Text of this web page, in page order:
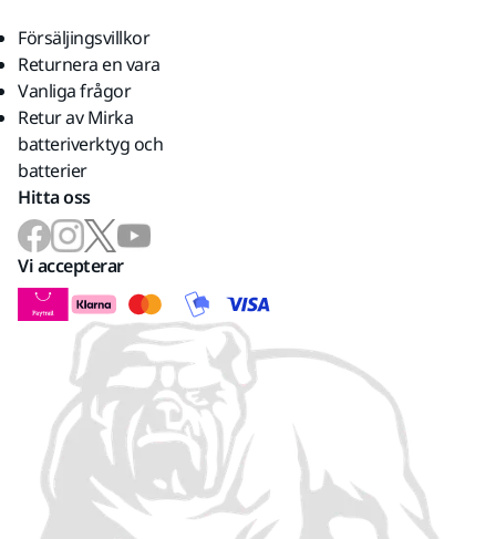
Försäljingsvillkor
Returnera en vara
Vanliga frågor
Retur av Mirka
batteriverktyg och
batterier
Hitta oss
Vi accepterar